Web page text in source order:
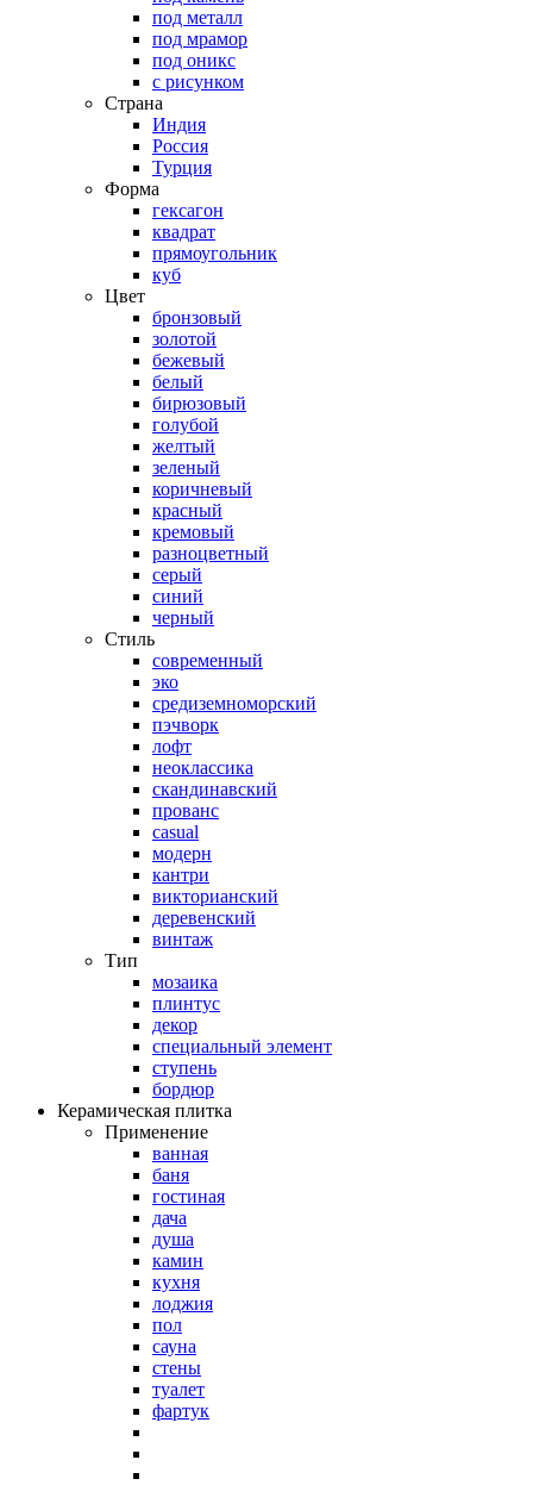
под металл
под мрамор
под оникс
с рисунком
Страна
Индия
Россия
Турция
Форма
гексагон
квадрат
прямоугольник
куб
Цвет
бронзовый
золотой
бежевый
белый
бирюзовый
голубой
желтый
зеленый
коричневый
красный
кремовый
разноцветный
серый
синий
черный
Стиль
современный
эко
средиземноморский
пэчворк
лофт
неоклассика
скандинавский
прованс
casual
модерн
кантри
викторианский
деревенский
винтаж
Тип
мозаика
плинтус
декор
специальный элемент
ступень
бордюр
Керамическая плитка
Применение
ванная
баня
гостиная
дача
душа
камин
кухня
лоджия
пол
сауна
стены
туалет
фартук